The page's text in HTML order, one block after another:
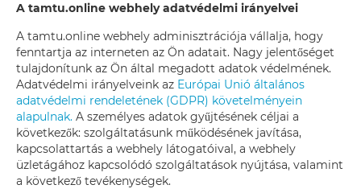
A tamtu.online webhely adatvédelmi irányelvei
A tamtu.online webhely adminisztrációja vállalja, hogy
fenntartja az interneten az Ön adatait. Nagy jelentőséget
tulajdonítunk az Ön által megadott adatok védelmének.
Adatvédelmi irányelveink az Európai Unió általános
adatvédelmi rendeletének (GDPR) követelményein
alapulnak. A személyes adatok gyűjtésének céljai a
következők: szolgáltatásunk működésének javítása,
kapcsolattartás a webhely látogatóival, a webhely
üzletágához kapcsolódó szolgáltatások nyújtása, valamint
a következő tevékenységek.